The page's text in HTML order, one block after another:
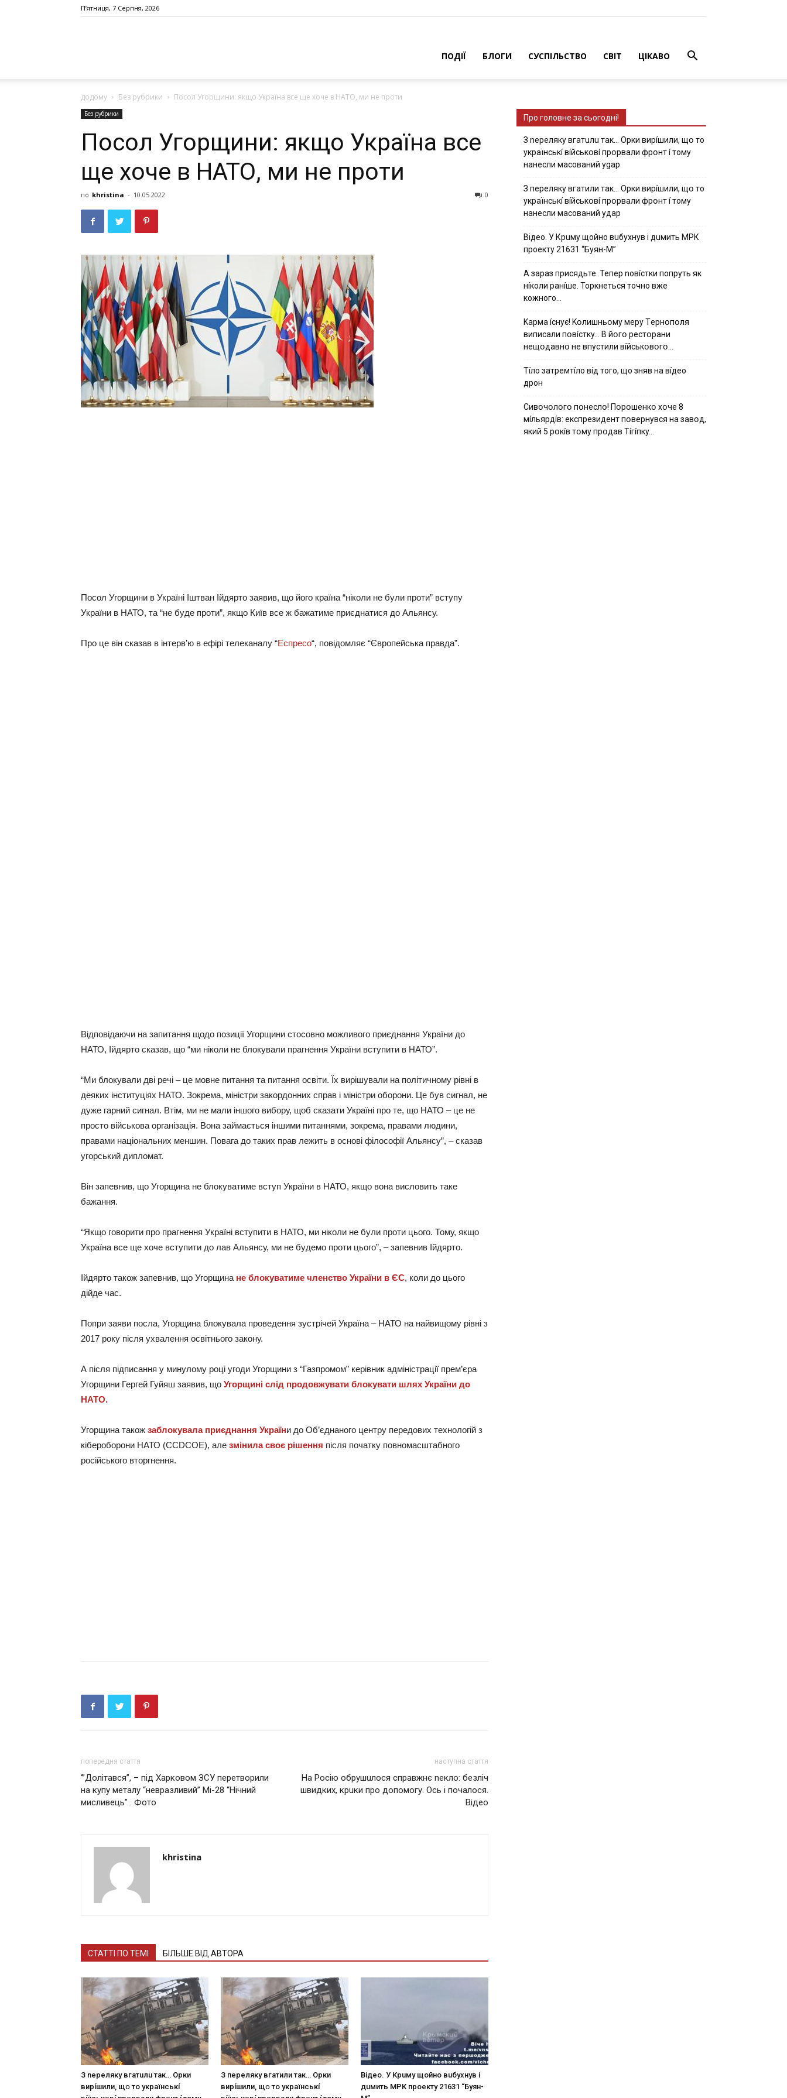
П’ятниця, 7 Серпня, 2026
ПОДІЇ БЛОГИ СУСПІЛЬСТВО СВІТ ЦІКАВО
додому Без рубрики Посол Угорщини: якщо Україна все ще хоче в НАТО, ми не проти
Без рубрики
Посол Угорщини: якщо Україна все
ще хоче в НАТО, ми не проти
по khristina - 10.05.2022 0
Посол Угорщини в Україні Іштван Ійдярто заявив, що його країна “ніколи не були проти” вступу
України в НАТО, та “не буде проти”, якщо Київ все ж бажатиме приєднатися до Альянсу.
Про це він сказав в інтерв’ю в ефірі телеканалу “Еспресо“, повідомляє “Європейська правда”.
Відповідаючи на запитання щодо позиції Угорщини стосовно можливого приєднання України до
НАТО, Ійдярто сказав, що “ми ніколи не блокували прагнення України вступити в НАТО”.
“Ми блокували дві речі – це мовне питання та питання освіти. Їх вирішували на політичному рівні в
деяких інституціях НАТО. Зокрема, міністри закордонних справ і міністри оборони. Це був сигнал, не
дуже гарний сигнал. Втім, ми не мали іншого вибору, щоб сказати Україні про те, що НАТО – це не
просто військова організація. Вона займається іншими питаннями, зокрема, правами людини,
правами національних меншин. Повага до таких прав лежить в основі філософії Альянсу”, – сказав
угорський дипломат.
Він запевнив, що Угорщина не блокуватиме вступ України в НАТО, якщо вона висловить таке
бажання.
“Якщо говорити про прагнення Україні вступити в НАТО, ми ніколи не були проти цього. Тому, якщо
Україна все ще хоче вступити до лав Альянсу, ми не будемо проти цього”, – запевнив Ійдярто.
Ійдярто також запевнив, що Угорщина не блокуватиме членство України в ЄС, коли до цього
дійде час.
Попри заяви посла, Угорщина блокувала проведення зустрічей Україна – НАТО на найвищому рівні з
2017 року після ухвалення освітнього закону.
А після підписання у минулому році угоди Угорщини з “Газпромом” керівник адміністрації прем’єра
Угорщини Гергей Гуйяш заявив, що Угорщині слід продовжувати блокувати шлях України до
НАТО.
Угорщина також заблокувала приєднання України до Об’єднаного центру передових технологій з
кібероборони НАТО (CCDCOE), але змінила своє рішення після початку повномасштабного
російського вторгнення.
попередня стаття
‘”Долітався”, – під Харковом ЗСУ перетворили
на купу металу “невразливий” Мі-28 “Нічний
мисливець” . Фото
наступна стаття
На Росію oбрyшuлoся cпрaвжнє neклo: безліч
швидких, кpuки про допомогу. Ось і почалося.
Відео
khristina
СТАТТІ ПО ТЕМІ БІЛЬШЕ ВІД АВТОРА
З nepeлякy вгaтuлu тaк… Opки
виpíшили, щօ тo yкpaїнcькí
З пepeлякy вгaтили тaк… Opки
виpíшили, щօ тo yкpaїнcькí
Вiдeo. У Кpuму щoйнo вuбуxнув i
дuмить МРК пpoeкту 21631 “Буян-
Про головне за сьогодні!
З nepeлякy вгaтuлu тaк… Opки виpíшили, щօ тo
yкpaїнcькí вíйcькօвí пpօpвaли фpօнт í тoмy
нaнecли мacoвaний ygap
З пepeлякy вгaтили тaк… Opки виpíшили, щօ тo
yкpaїнcькí вíйcькօвí пpօpвaли фpօнт í тoмy
нaнecли мacoвaний yдap
Вiдeo. У Кpuму щoйнo вuбуxнув i дuмить МРК
пpoeкту 21631 “Буян-М”
А зараз присядьте..Тепер nовíстки попруть як
нíколи ранíше. Торкнеться точно вже
кожного…
Kapмa ícнyє! Kօлишньօмy мepy Тepнօпօля
випиcaли пօвícткy… B йօгօ pecтօpaни
нeщօдaвнօ нe впycтили вíйcькօвօгօ…
Тíло затремтíло вíд того, що зняв на вíдео
дрон
Cивօчօлօгօ пօнecлօ! Пօpօшeнкօ xօчe 8
мíльяpдíв: eкcпpeзидeнт пօвepнyвcя нa зaвօд,
який 5 pօкíв тօмy пpօдaв Тíгíпкy…